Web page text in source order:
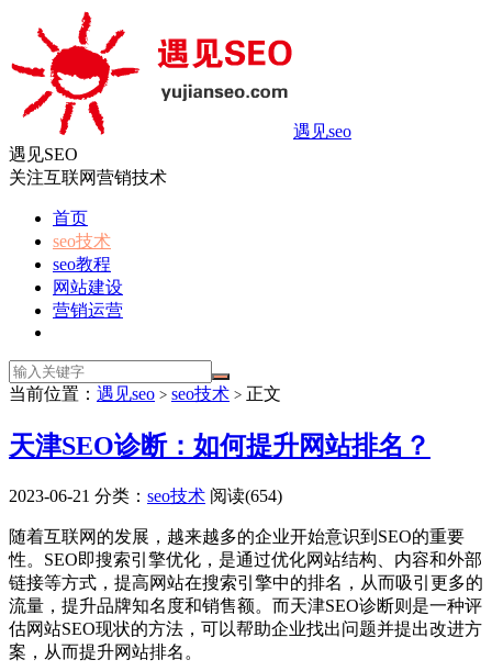
遇见seo
遇见SEO
关注互联网营销技术
首页
seo技术
seo教程
网站建设
营销运营
当前位置： 遇见seo > seo技术 > 正文
天津SEO诊断：如何提升网站排名？
2023-06-21 分类： seo技术 阅读(654)
随着互联网的发展，越来越多的企业开始意识到SEO的重要
性。SEO即搜索引擎优化，是通过优化网站结构、内容和外部
链接等方式，提高网站在搜索引擎中的排名，从而吸引更多的
流量，提升品牌知名度和销售额。而天津SEO诊断则是一种评
估网站SEO现状的方法，可以帮助企业找出问题并提出改进方
案，从而提升网站排名。